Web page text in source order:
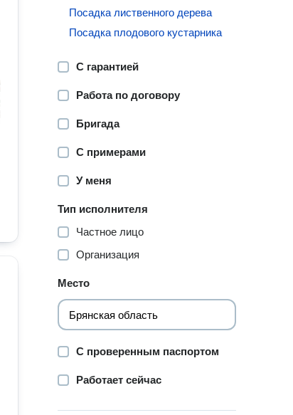
Посадка лиственного дерева
Посадка плодового кустарника
С гарантией
Работа по договору
Бригада
С примерами
У меня
Тип исполнителя
Частное лицо
Организация
Место
С проверенным паспортом
Работает сейчас